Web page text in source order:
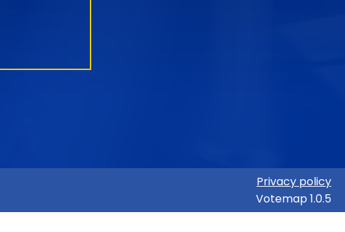
Privacy policy
Votemap 1.0.5